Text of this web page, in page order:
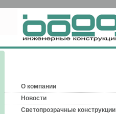
О компании
Новости
Светопрозрачные конструкции